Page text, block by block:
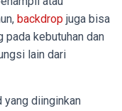
backdrop juga bisa
kebutuhan dan
lain dari
yang diinginkan